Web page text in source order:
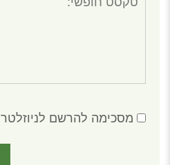
מסכימה להרשם לניוזלטר